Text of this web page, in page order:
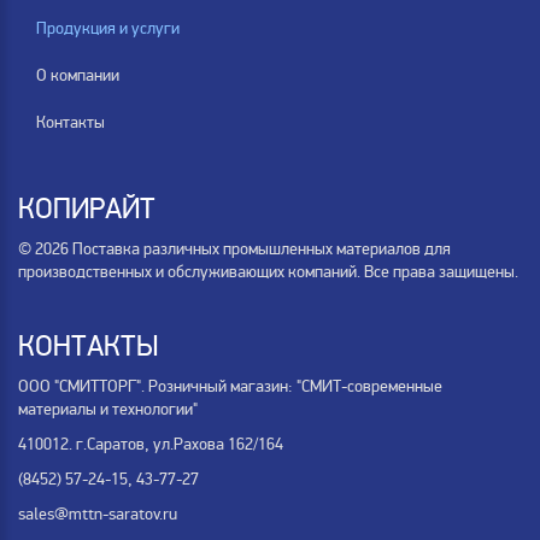
Продукция и услуги
О компании
Контакты
КОПИРАЙТ
© 2026 Поставка различных промышленных материалов для
производственных и обслуживающих компаний. Все права защищены.
КОНТАКТЫ
ООО "СМИТТОРГ". Розничный магазин: "СМИТ-современные
материалы и технологии"
410012. г.Саратов, ул.Рахова 162/164
(8452) 57-24-15, 43-77-27
sales@mttn-saratov.ru